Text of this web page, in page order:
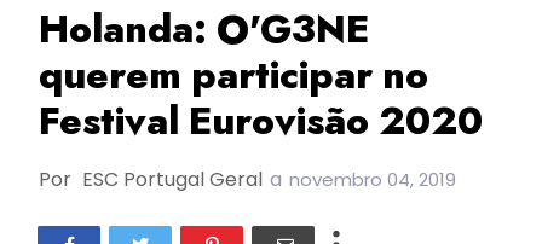
Holanda: O'G3NE
querem participar no
Festival Eurovisão 2020
Por ESC Portugal Geral a novembro 04, 2019